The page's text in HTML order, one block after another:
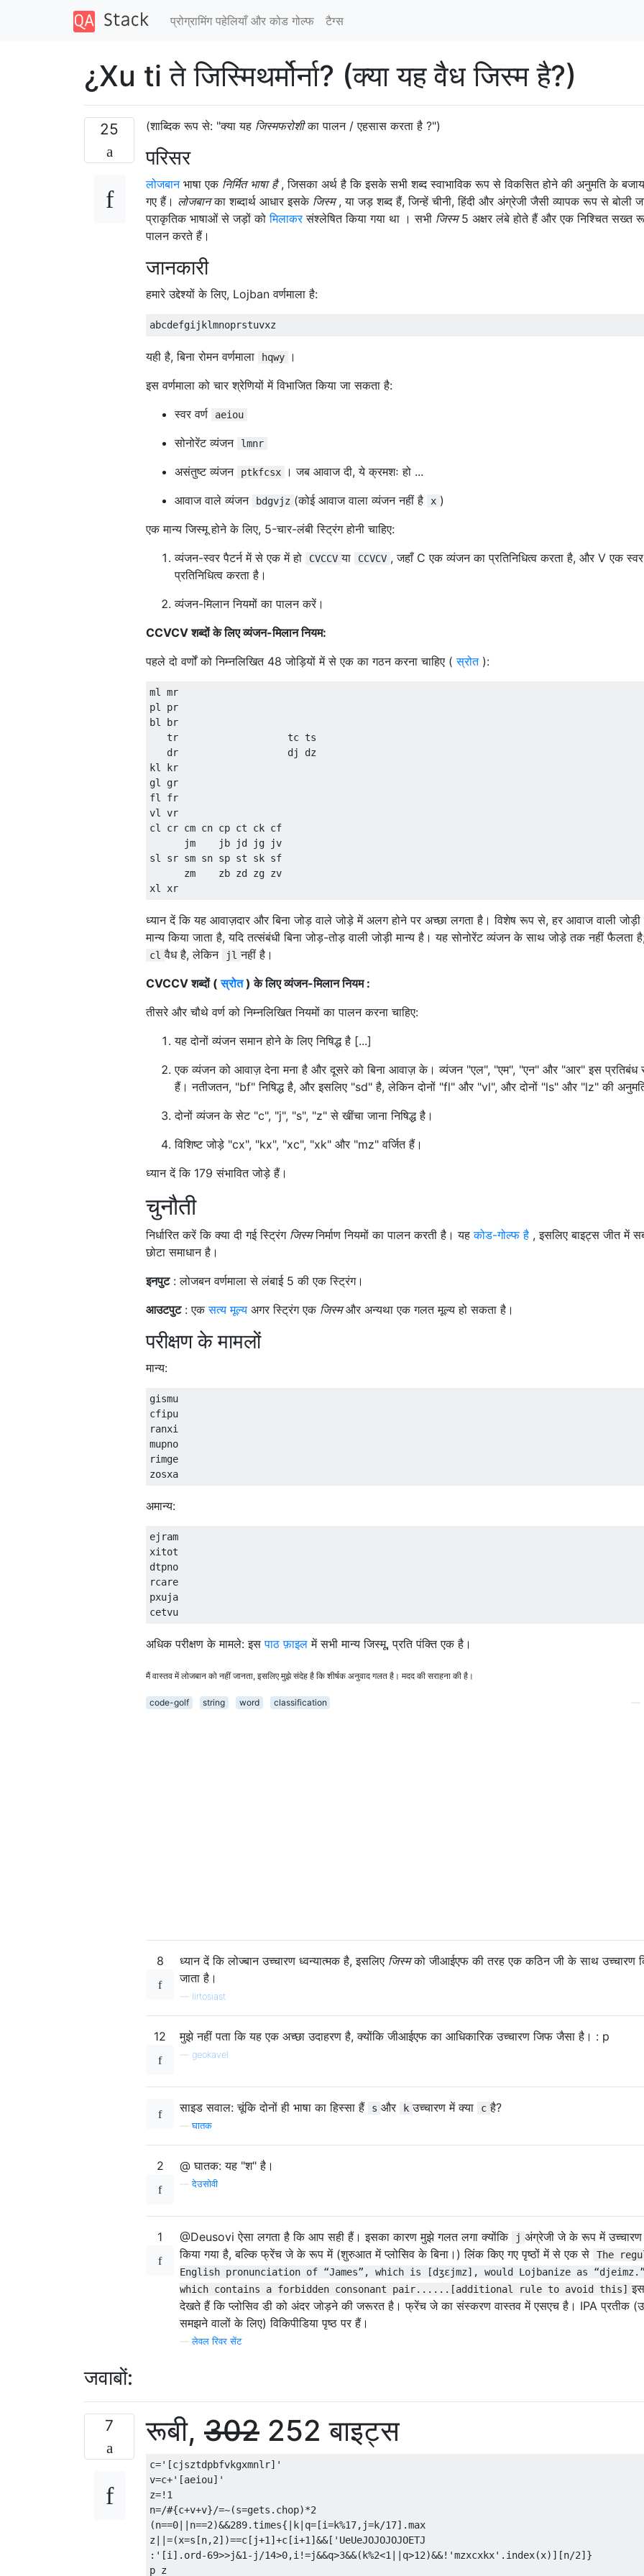
प्रोग्रामिंग पहेलियाँ और कोड गोल्फ टैग्‍स
¿Xu ti ते जिस्मिथर्मोर्ना? (क्या यह वैध जिस्म है?)
25 (शाब्दिक रूप से: "क्या यह जिस्मफरोशीका पालन / एहसास करता है ?")
परिसर
लोजबानभाषा एक निर्मित भाषा है, जिसका अर्थ है कि इसके सभी शब्द स्वाभाविक रूप से विकसित होने की अनुमति के
गए हैं। लोजबानका शब्दार्थ आधार इसके जिस्म, या जड़ शब्द हैं, जिन्हें चीनी, हिंदी और अंग्रेजी जैसी व्यापक रूप से बोली
प्राकृतिक भाषाओं से जड़ों कोमिलाकरसंश्लेषित किया गया था । सभी जिस्म5 अक्षर लंबे होते हैं और एक निश्चित सख्त
पालन करते हैं।
जानकारी
हमारे उद्देश्यों के लिए, Lojban वर्णमाला है:
यही है, बिना रोमन वर्णमाला hqwy
।
इस वर्णमाला को चार श्रेणियों में विभाजित किया जा सकता है:
स्वर वर्ण
aeiou
सोनोरेंट व्यंजन lmnr
असंतुष्ट व्यंजन ptkfcsx
। जब आवाज दी, ये क्रमशः हो ...
आवाज वाले व्यंजन
bdgvjz (कोई आवाज वाला व्यंजन नहीं है x )
एक मान्य जिस्मू होने के लिए, 5-चार-लंबी स्ट्रिंग होनी चाहिए:
व्यंजन-स्वर पैटर्न में से एक में हो
CVCCV या CCVCV , जहाँ C एक व्यंजन का प्रतिनिधित्व करता है, और V एक
प्रतिनिधित्व करता है।
व्यंजन-मिलान नियमों का पालन करें।
CCVCV शब्दों के लिए व्यंजन-मिलान नियम:
पहले दो वर्णों को निम्नलिखित 48 जोड़ियों में से एक का गठन करना चाहिए (स्रोत):
ml mr
pl pr
bl br
   tr                   tc ts
   dr                   dj dz
kl kr
gl gr
fl fr
vl vr
cl cr cm cn cp ct ck cf
      jm    jb jd jg jv
sl sr sm sn sp st sk sf
      zm    zb zd zg zv
ध्यान दें कि यह आवाज़दार और बिना जोड़ वाले जोड़े में अलग होने पर अच्छा लगता है। विशेष रूप से, हर आवाज वाली जोड़ी
मान्य किया जाता है, यदि तत्संबंधी बिना जोड़-तोड़ वाली जोड़ी मान्य है। यह सोनोरेंट व्यंजन के साथ जोड़े तक नहीं फैलता
cl वैध है, लेकिन jl नहीं है।
CVCCV शब्दों (स्रोत) के लिए व्यंजन-मिलान नियम :
तीसरे और चौथे वर्ण को निम्नलिखित नियमों का पालन करना चाहिए:
यह दोनों व्यंजन समान होने के लिए निषिद्ध है [...]
एक व्यंजन को आवाज़ देना मना है और दूसरे को बिना आवाज़ के। व्यंजन "एल", "एम", "एन" और "आर" इस ​​प्रतिबंध
हैं। नतीजतन, "bf" निषिद्ध है, और इसलिए "sd" है, लेकिन दोनों "fl" और "vl", और दोनों "ls" और "lz" की
दोनों व्यंजन के सेट "c", "j", "s", "z" से खींचा जाना निषिद्ध है।
विशिष्ट जोड़े "cx", "kx", "xc", "xk" और "mz" वर्जित हैं।
ध्यान दें कि 179 संभावित जोड़े हैं।
चुनौती
निर्धारित करें कि क्या दी गई स्ट्रिंग जिस्मनिर्माण नियमों का पालन करती है। यहकोड-गोल्फ है , इसलिए बाइट्स जीत में
छोटा समाधान है।
इनपुट: लोजबन वर्णमाला से लंबाई 5 की एक स्ट्रिंग।
आउटपुट: एकसत्य मूल्य अगर स्ट्रिंग एक जिस्मऔर अन्यथा एक गलत मूल्य हो सकता है।
परीक्षण के मामलों
मान्य:
gismu
cfipu
ranxi
mupno
rimge
अमान्य:
ejram
xitot
dtpno
rcare
pxuja
अधिक परीक्षण के मामले: इसपाठ फ़ाइल में सभी मान्य जिस्मू, प्रति पंक्ति एक है।
मैं वास्तव में लोजबान को नहीं जानता, इसलिए मुझे संदेह है कि शीर्षक अनुवाद गलत है। मदद की सराहना की है।
code-golf string word classification
8 ध्यान दें कि लोज्बान उच्चारण ध्वन्यात्मक है, इसलिए जिस्मको जीआईएफ की तरह एक कठिन जी के साथ उच्चारण
जाता है।
lirtosiast
12 मुझे नहीं पता कि यह एक अच्छा उदाहरण है, क्योंकि जीआईएफ का आधिकारिक उच्चारण जिफ जैसा है। : p
geokavel
साइड सवाल: चूंकि दोनों ही भाषा का हिस्सा हैं s और k उच्चारण में क्या c है?
—घातक
2 @ घातक: यह "श" है।
—देउसोवी
1 @Deusovi ऐसा लगता है कि आप सही हैं। इसका कारण मुझे गलत लगा क्योंकि j अंग्रेजी जे के रूप में उच्चारण
किया गया है, बल्कि फ्रेंच जे के रूप में (शुरुआत में प्लोसिव के बिना।) लिंक किए गए पृष्ठों में से एक से
The
English pronunciation of “James”, which is [dʒɛjmz], would Lojbanize as
which contains a forbidden consonant pair......[additional rule to avoid this]
देखते हैं कि प्लोसिव डी को अंदर जोड़ने की जरूरत है। फ्रेंच जे का संस्करण वास्तव में एसएच है। IPA प्रतीक
समझने वालों के लिए) विकिपीडिया पृष्ठ पर हैं।
—लेवल रिवर सेंट
जवाबों:
7 रूबी, 302 252 बाइट्स
c='[cjsztdpbfvkgxmnlr]'
v=c+'[aeiou]'
z=!1
n=/#{c+v+v}/=~(s=gets.chop)*2
(n==0||n==2)&&289.times{|k|q=[i=k%17,j=k/17].max
z||=(x=s[n,2])==c[j+1]+c[i+1]&&['UeUeJOJOJOJOETJ
:'[i].ord-69>>j&1-j/14>0,i!=j&&q>3&&(k%2<1||q>12)&&!'mzxcxkx'.index(x)][n/2]}